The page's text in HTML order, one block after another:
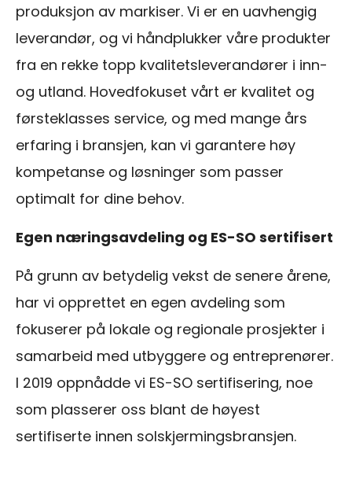
produksjon av markiser. Vi er en uavhengig
leverandør, og vi håndplukker våre produkter
fra en rekke topp kvalitetsleverandører i inn-
og utland. Hovedfokuset vårt er kvalitet og
førsteklasses service, og med mange års
erfaring i bransjen, kan vi garantere høy
kompetanse og løsninger som passer
optimalt for dine behov.
Egen næringsavdeling og ES-SO sertifisert
På grunn av betydelig vekst de senere årene,
har vi opprettet en egen avdeling som
fokuserer på lokale og regionale prosjekter i
samarbeid med utbyggere og entreprenører.
I 2019 oppnådde vi ES-SO sertifisering, noe
som plasserer oss blant de høyest
sertifiserte innen solskjermingsbransjen.